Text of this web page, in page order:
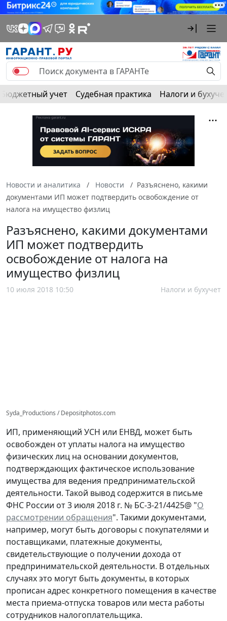
Бюджетный учет Судебная практика Налоги и
Новости и аналитика Новости
Разъяснено, какими
документами ИП может подтвердить освобождение от
налога на имущество физлиц
Разъяснено, какими документами
ИП может подтвердить
освобождение от налога на
имущество физлиц
10 июля 2018 10:50 Налоги и бухучет
Syda_Productions / Depositphotos.com
ИП, применяющий УСН или ЕНВД, может быть
освобожден от уплаты налога на имущество
физических лиц на основании документов,
подтверждающих фактическое использование
имущества для ведения предпринимательской
деятельности. Такой вывод содержится в письме
ФНС России от 3 июля 2018 г. № БС-3-21/4425@ "О
рассмотрении обращения". Такими документами,
например, могут быть договоры с покупателями и
поставщиками, платежные документы,
свидетельствующие о получении дохода от
предпринимательской деятельности. В отдельных
случаях это могут быть документы, в которых
прописан адрес конкретного помещения в качестве
места приема-отпуска товаров или места работы
сотрудников налогоплательщика.